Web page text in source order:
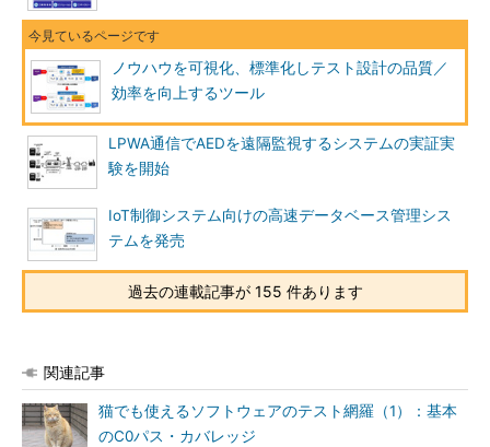
ノウハウを可視化、標準化しテスト設計の品質／
効率を向上するツール
LPWA通信でAEDを遠隔監視するシステムの実証実
験を開始
IoT制御システム向けの高速データベース管理シス
テムを発売
過去の連載記事が 155 件あります
関連記事
猫でも使えるソフトウェアのテスト網羅（1）：基本
のC0パス・カバレッジ